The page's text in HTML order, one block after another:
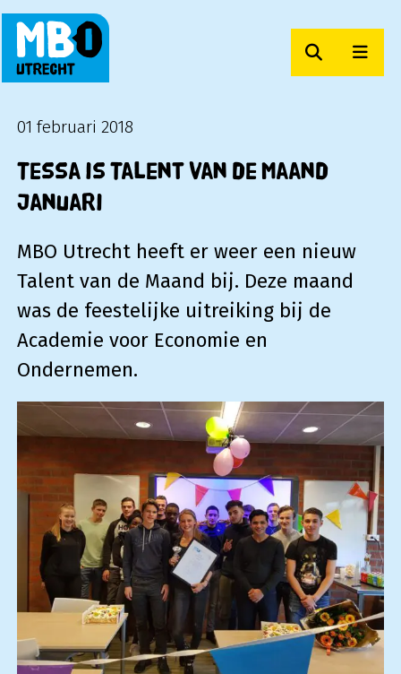
Zoeken
01 februari 2018
Tessa is Talent van de Maand
januari
MBO Utrecht heeft er weer een nieuw
Talent van de Maand bij. Deze maand
was de feestelijke uitreiking bij de
Academie voor Economie en
Ondernemen.